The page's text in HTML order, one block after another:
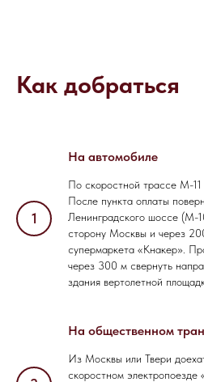
Как добраться
На автомобиле
По скоростной трассе М-11
После пункта оплаты
Ленинградского шоссе (М-
сторону Москвы и через
супермаркета «Кнакер».
через 300 м свернуть
здания вертолетной
На общественном
Из Москвы или Твери
скоростном электропоезде